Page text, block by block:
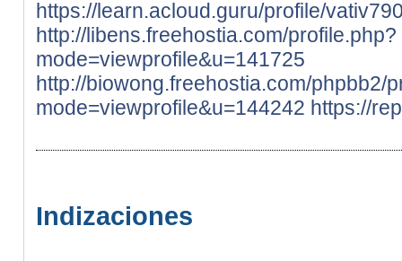
https://learn.acloud.guru/profile/
http://libens.freehostia.com/profile.php?
mode=viewprofile&u=141725
http://biowong.freehostia.com/phpbb2/
mode=viewprofile&u=144242 https://
Indizaciones